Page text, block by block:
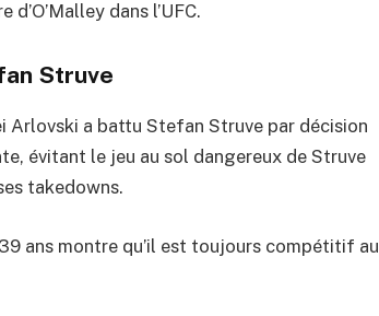
dans l’UFC.
Struve
Arlovski a battu Stefan Struve par décision
évitant le jeu au sol dangereux de Struve
takedowns.
ans montre qu’il est toujours compétitif au